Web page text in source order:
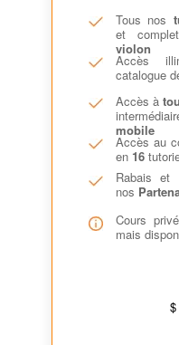
Tous nos
et
violon
Accès
catalogue
Accès à
mobile
Accès au
en 16
Rabais et
nos
Cours
mais
$